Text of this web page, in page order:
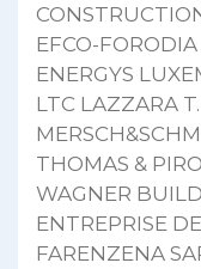
EFCO-
ENERGYS
LTC LAZZARA
THOMAS &
WAGNER
ENTREPRISE
FARENZENA